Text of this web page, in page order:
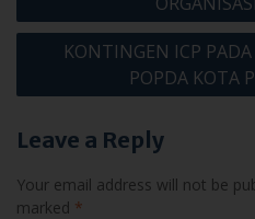
KONTINGEN ICP
POPDA KOTA
Leave a Reply
Your email address will not be
marked *